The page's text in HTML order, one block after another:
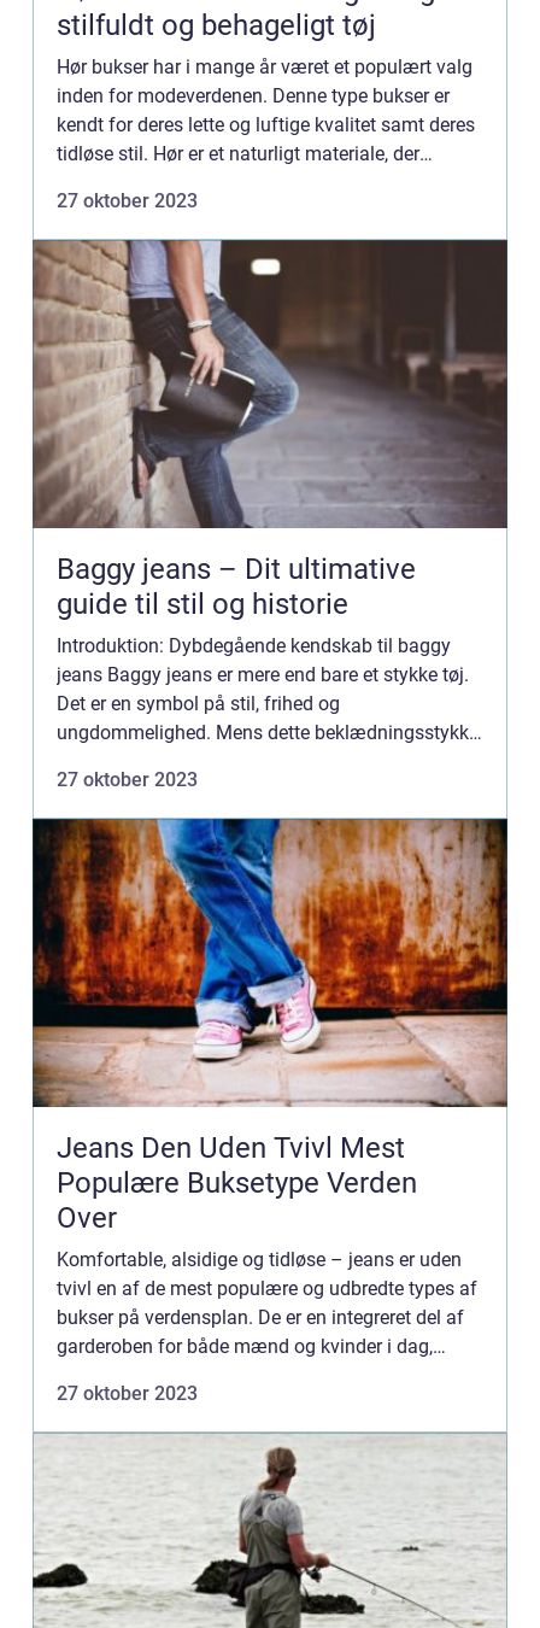
stilfuldt og behageligt tøj
Hør bukser har i mange år været et populært valg
inden for modeverdenen. Denne type bukser er
kendt for deres lette og luftige kvalitet samt deres
tidløse stil. Hør er et naturligt materiale, der
et...
27 oktober 2023
Baggy jeans – Dit ultimative
guide til stil og historie
Introduktion: Dybdegående kendskab til baggy
jeans Baggy jeans er mere end bare et stykke tøj.
Det er en symbol på stil, frihed og
ungdommelighed. Mens dette beklædningsstykke
dets popularitet spre...
27 oktober 2023
Jeans Den Uden Tvivl Mest
Populære Buksetype Verden
Over
Komfortable, alsidige og tidløse – jeans er uden
tvivl en af de mest populære og udbredte types af
bukser på verdensplan. De er en integreret del af
garderoben for både mænd og kvinder i dag,
vide...
27 oktober 2023